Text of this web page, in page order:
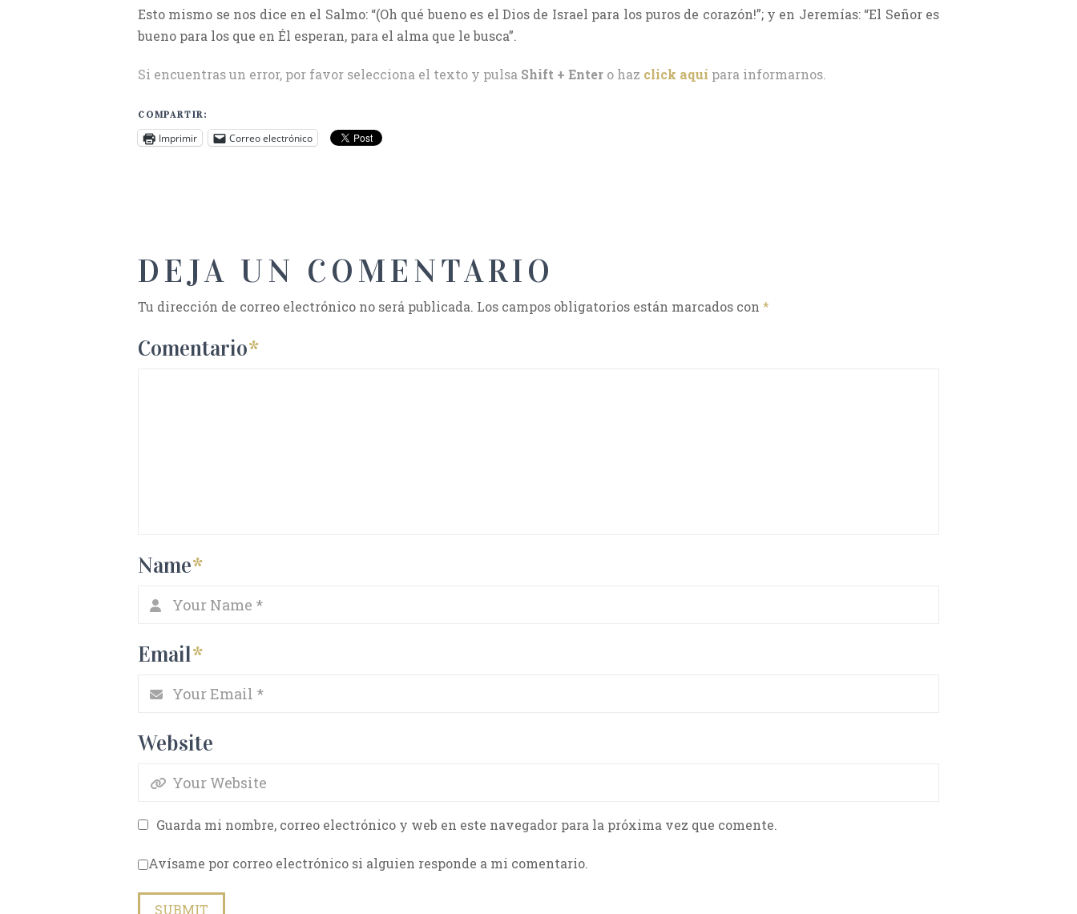
Esto mismo se nos dice en el Salmo: “(Oh qué bueno es el Dios de Israel para los puros de corazón!”; y en Jeremías: “El Señor es
bueno para los que en Él esperan, para el alma que le busca”.
Si encuentras un error, por favor selecciona el texto y pulsa Shift + Enter o haz click aquí para informarnos.
COMPARTIR:
Imprimir Correo electrónico
DEJA UN COMENTARIO
Tu dirección de correo electrónico no será publicada. Los campos obligatorios están marcados con *
Comentario*
Name*
Email*
Website
Guarda mi nombre, correo electrónico y web en este navegador para la próxima vez que comente.
Avísame por correo electrónico si alguien responde a mi comentario.